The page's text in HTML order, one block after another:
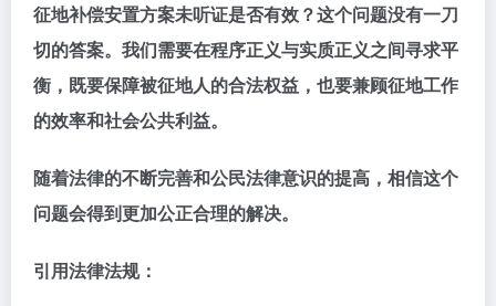
征地补偿安置方案未听证是否有效？这个问题没有一刀
切的答案。我们需要在程序正义与实质正义之间寻求平
衡，既要保障被征地人的合法权益，也要兼顾征地工作
的效率和社会公共利益。
随着法律的不断完善和公民法律意识的提高，相信这个
问题会得到更加公正合理的解决。
引用法律法规：